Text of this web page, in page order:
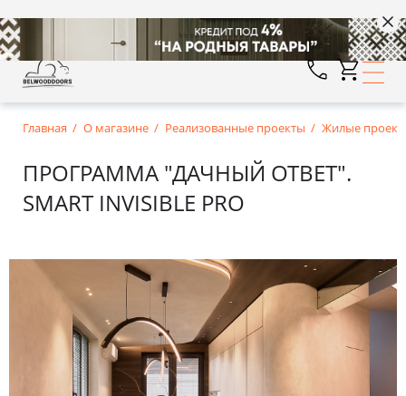
Главная О магазине Реализованные проекты Жилые
ПРОГРАММА "ДАЧНЫЙ ОТВЕТ".
SMART INVISIBLE PRO